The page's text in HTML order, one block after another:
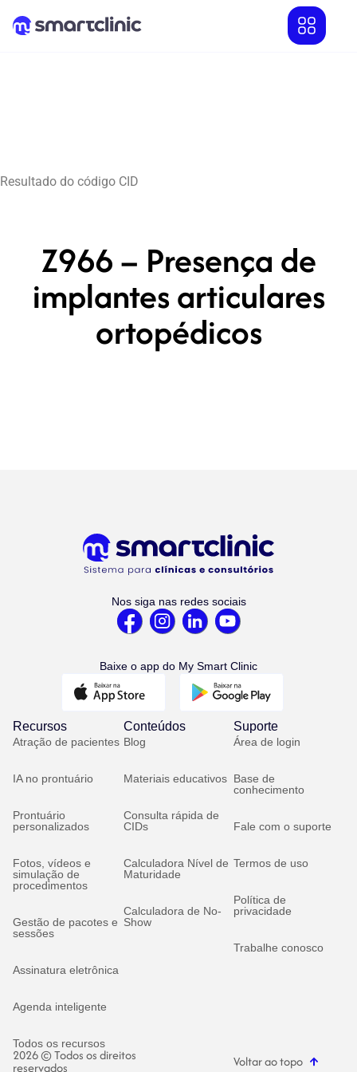
Resultado do código CID
Z966 – Presença de
implantes articulares
ortopédicos
Nos siga nas redes sociais
Baixe o app do My Smart Clinic
Recursos
Atração de pacientes
IA no prontuário
Prontuário
personalizados
Fotos, vídeos e
simulação de
procedimentos
Gestão de pacotes e
sessões
Assinatura eletrônica
Agenda inteligente
Todos os recursos
Conteúdos
Blog
Materiais educativos
Consulta rápida de
CIDs
Calculadora Nível de
Maturidade
Calculadora de No-
Show
Suporte
Área de login
Base de
conhecimento
Fale com o suporte
Termos de uso
Política de
privacidade
Trabalhe conosco
2026 © Todos os direitos
reservados Voltar ao topo